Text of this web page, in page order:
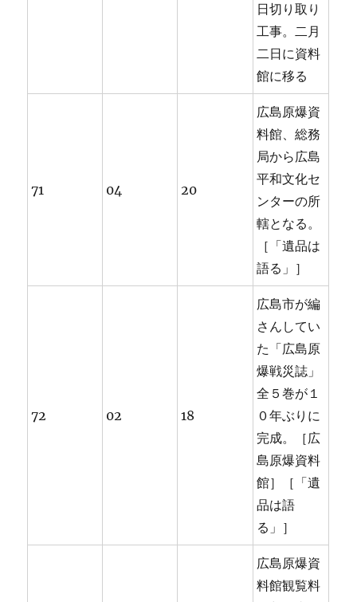
日切り取り
工事。二月
二日に資料
館に移る
71 04 20
広島原爆資
料館、総務
局から広島
平和文化セ
ンターの所
轄となる。
［「遺品は
語る」］
72 02 18
広島市が編
さんしてい
た「広島原
爆戦災誌」
全５巻が１
０年ぶりに
完成。［広
島原爆資料
館］［「遺
品は語
る」］
広島原爆資
料館観覧料